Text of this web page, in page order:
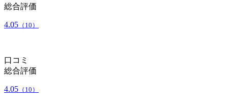
総合評価
4.05 （10）
口コミ
総合評価
4.05 （10）